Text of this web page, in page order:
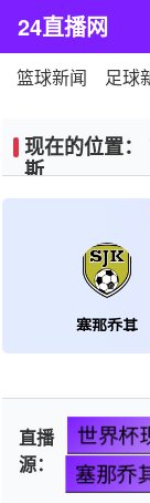
24直播网
篮球新闻 足球
现在的位置：
斯
塞那乔其
直播
源：
世界杯
塞那乔